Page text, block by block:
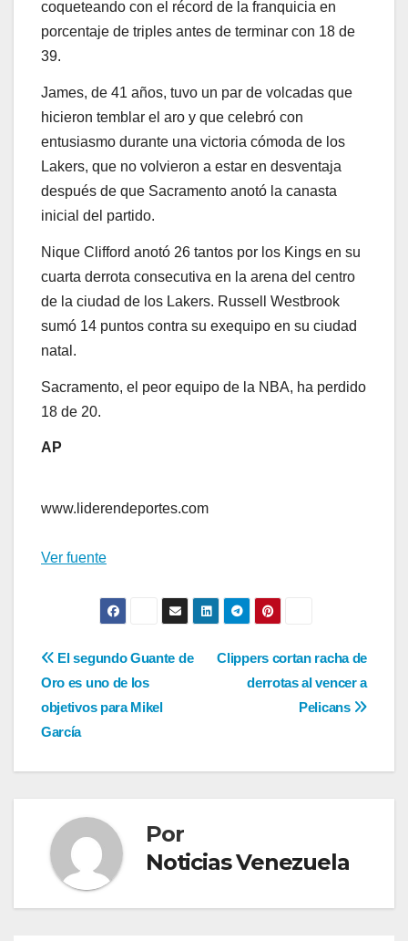
coqueteando con el récord de la franquicia en
porcentaje de triples antes de terminar con 18 de
39.
James, de 41 años, tuvo un par de volcadas que
hicieron temblar el aro y que celebró con
entusiasmo durante una victoria cómoda de los
Lakers, que no volvieron a estar en desventaja
después de que Sacramento anotó la canasta
inicial del partido.
Nique Clifford anotó 26 tantos por los Kings en su
cuarta derrota consecutiva en la arena del centro
de la ciudad de los Lakers. Russell Westbrook
sumó 14 puntos contra su exequipo en su ciudad
natal.
Sacramento, el peor equipo de la NBA, ha perdido
18 de 20.
AP
www.liderendeportes.com
Ver fuente
Navegación
de
entradas
Clippers cortan racha de
derrotas al vencer a
Pelicans
El segundo Guante de
Oro es uno de los
objetivos para Mikel
García
Por
Noticias Venezuela